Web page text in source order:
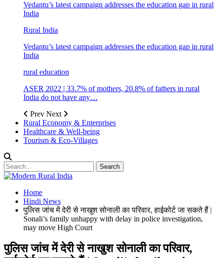
Vedantu’s latest campaign addresses the education gap in rural
India
Rural India
Vedantu’s latest campaign addresses the education gap in rural
India
rural education
ASER 2022 | 33.7% of mothers, 20.8% of fathers in rural
India do not have any…
Prev Next
Rural Economy & Enterprises
Healthcare & Well-being
Tourism & Eco-Villages
Home
Hindi News
पुलिस जांच में देरी से नाखुश सोनाली का परिवार, हाईकोर्ट जा सकते हैं |
Sonali’s family unhappy with delay in police investigation,
may move High Court
पुलिस जांच में देरी से नाखुश सोनाली का परिवार,